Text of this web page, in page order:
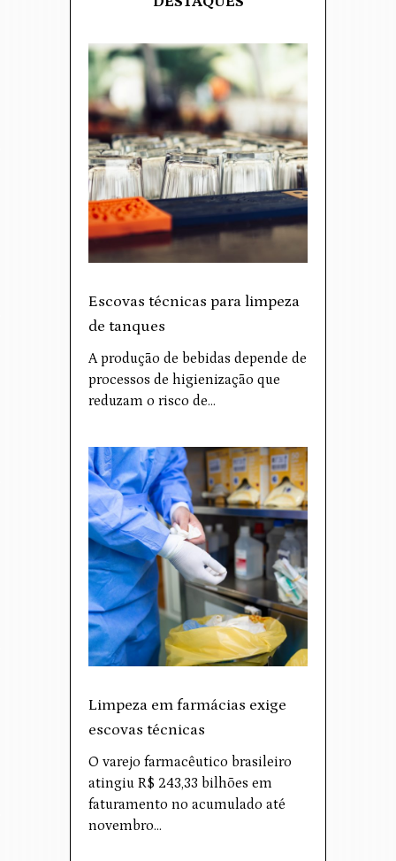
Escovas técnicas para limpeza
de tanques
A produção de bebidas depende de
processos de higienização que
reduzam o risco de…
Limpeza em farmácias exige
escovas técnicas
O varejo farmacêutico brasileiro
atingiu R$ 243,33 bilhões em
faturamento no acumulado até
novembro…